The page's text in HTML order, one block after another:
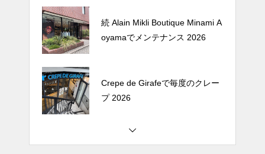
続 Alain Mikli Boutique Minami A
oyamaでメンテナンス 2026
Crepe de Girafeで毎度のクレー
プ 2026